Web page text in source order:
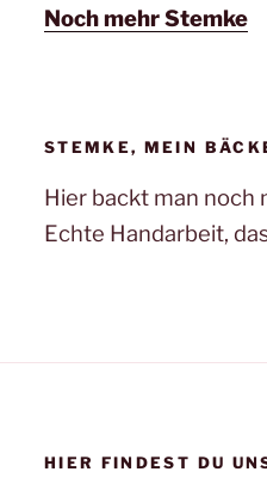
Noch mehr Stemke
STEMKE, MEIN
Hier backt man noch
Echte Handarbeit,
HIER FINDEST DU